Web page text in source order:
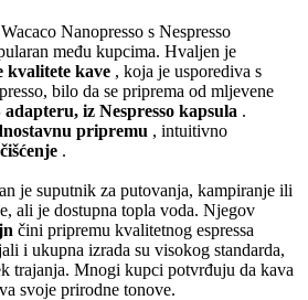
Nanopresso s Nespresso
među kupcima. Hvaljen je
kvalitete kave , koja je usporediva s
bilo da se priprema od mljevene
iz Nespresso kapsula .
pripremu , intuitivno
.
je suputnik za putovanja, kampiranje ili
ali je dostupna topla voda. Njegov
čini pripremu kvalitetnog espressa
i ukupna izrada su visokog standarda,
trajanja. Mnogi kupci potvrđuju da kava
svoje prirodne tonove.